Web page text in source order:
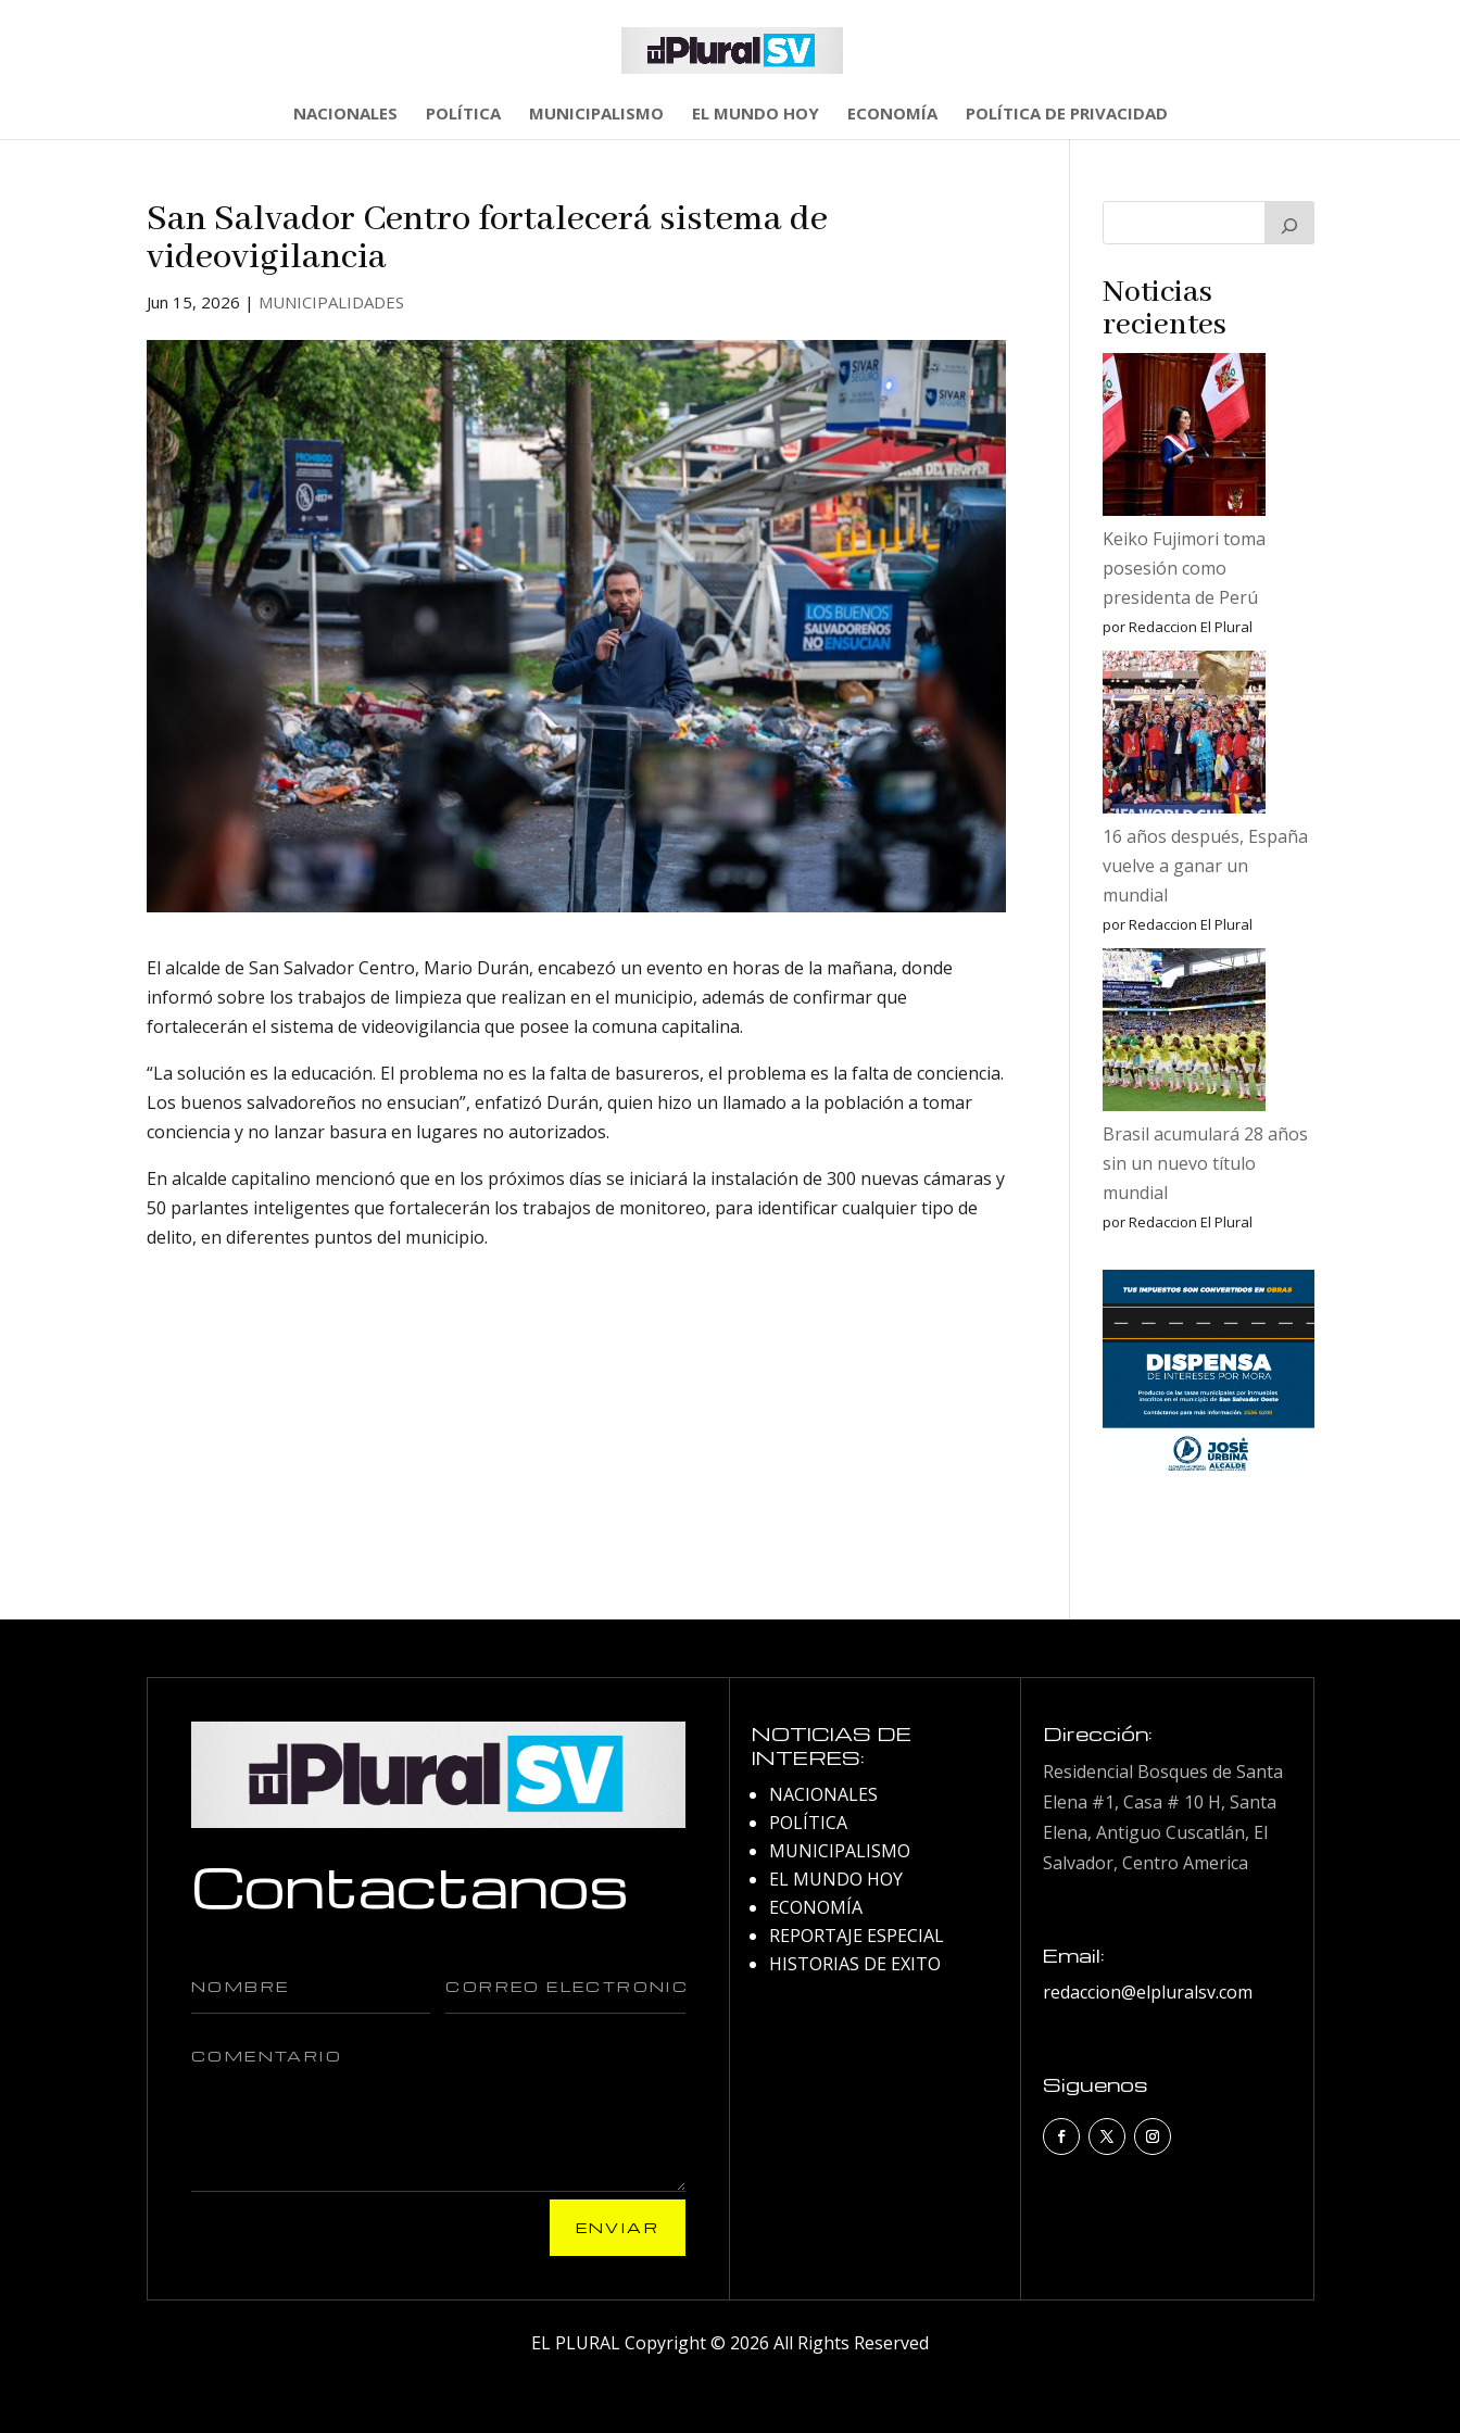
NACIONALES POLÍTICA MUNICIPALISMO EL MUNDO HOY ECONOMÍA POLÍTICA DE PRIVACIDAD
San Salvador Centro fortalecerá sistema de
videovigilancia
Jun 15, 2026 | MUNICIPALIDADES
El alcalde de San Salvador Centro, Mario Durán, encabezó un evento en horas de la mañana, donde
informó sobre los trabajos de limpieza que realizan en el municipio, además de confirmar que
fortalecerán el sistema de videovigilancia que posee la comuna capitalina.
“La solución es la educación. El problema no es la falta de basureros, el problema es la falta de conciencia.
Los buenos salvadoreños no ensucian”, enfatizó Durán, quien hizo un llamado a la población a tomar
conciencia y no lanzar basura en lugares no autorizados.
En alcalde capitalino mencionó que en los próximos días se iniciará la instalación de 300 nuevas cámaras y
50 parlantes inteligentes que fortalecerán los trabajos de monitoreo, para identificar cualquier tipo de
delito, en diferentes puntos del municipio.
Noticias
recientes
Keiko Fujimori toma
posesión como
presidenta de Perú
por Redaccion El Plural
16 años después, España
vuelve a ganar un
mundial
por Redaccion El Plural
Brasil acumulará 28 años
sin un nuevo título
mundial
por Redaccion El Plural
Contactanos
ENVIAR
NOTICIAS DE
INTERES:
NACIONALES
POLÍTICA
MUNICIPALISMO
EL MUNDO HOY
ECONOMÍA
REPORTAJE ESPECIAL
HISTORIAS DE EXITO
Dirección:
Residencial Bosques de Santa
Elena #1, Casa # 10 H, Santa
Elena, Antiguo Cuscatlán, El
Salvador, Centro America
Email:
redaccion@elpluralsv.com
Siguenos
EL PLURAL Copyright © 2026 All Rights Reserved